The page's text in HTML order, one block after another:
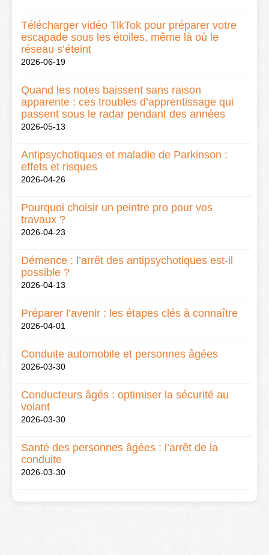
Télécharger vidéo TikTok pour préparer votre
escapade sous les étoiles, même là où le
réseau s’éteint
2026-06-19
Quand les notes baissent sans raison
apparente : ces troubles d’apprentissage qui
passent sous le radar pendant des années
2026-05-13
Antipsychotiques et maladie de Parkinson :
effets et risques
2026-04-26
Pourquoi choisir un peintre pro pour vos
travaux ?
2026-04-23
Démence : l’arrêt des antipsychotiques est-il
possible ?
2026-04-13
Préparer l’avenir : les étapes clés à connaître
2026-04-01
Conduite automobile et personnes âgées
2026-03-30
Conducteurs âgés : optimiser la sécurité au
volant
2026-03-30
Santé des personnes âgées : l’arrêt de la
conduite
2026-03-30